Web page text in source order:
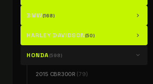
BMW(168) chevron_right
HARLEY DAVIDSON(50) chevron_right
HONDA(598) chevron_right
2015 CBR300R (79)